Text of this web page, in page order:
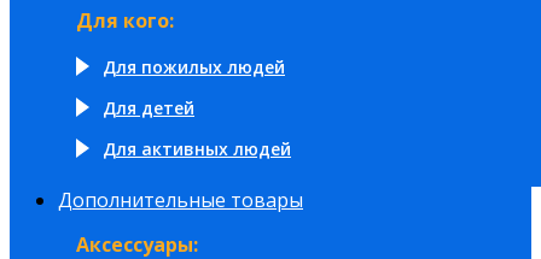
Для кого:
Для пожилых людей
Для детей
Для активных людей
Дополнительные товары
Аксессуары: